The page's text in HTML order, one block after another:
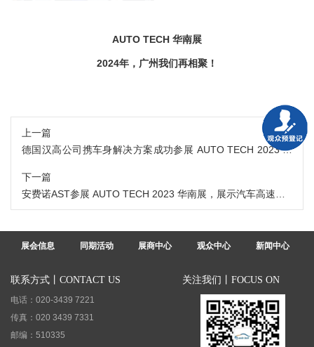
AUTO TECH 华南展
2024年，广州我们再相聚！
上一篇
德国汉高公司携车身解决方案成功参展 AUTO TECH 2023 广
下一篇
安费诺AST参展 AUTO TECH 2023 华南展，展示汽车高速连
接线解决方案
展会信息 同期活动 展商中心 观众中心 新闻中心
联系方式丨CONTACT US
电话：020-3439 7221
传真：020 3439 7331
邮编：510335
关注我们丨FOCUS ON